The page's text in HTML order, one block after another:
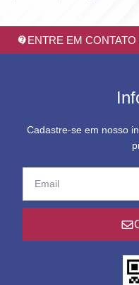
ENTRE EM
Cadastre-se em nosso